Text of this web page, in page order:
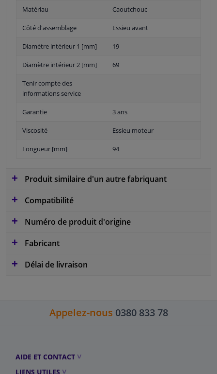
Matériau Caoutchouc
Côté d'assemblage Essieu avant
Diamètre intérieur 1 [mm] 19
Diamètre intérieur 2 [mm] 69
Tenir compte des
informations service
Garantie 3 ans
Viscosité Essieu moteur
Longueur [mm] 94
Produit similaire d'un autre fabriquant
Compatibilité
Numéro de produit d'origine
Fabricant
Délai de livraison
Appelez-nous 0380 833 78
AIDE ET CONTACT
LIENS UTILES